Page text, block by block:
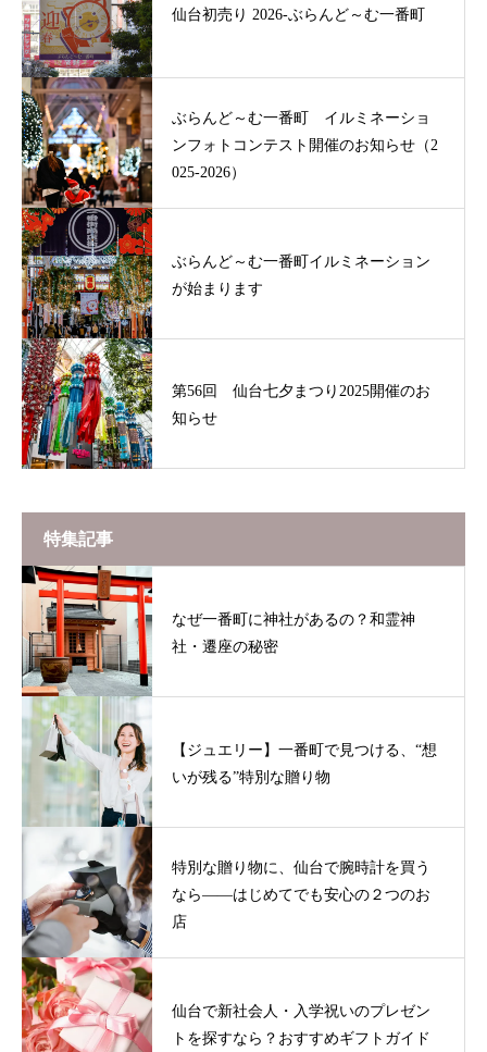
仙台初売り 2026-ぶらんど～む一番町
ぶらんど～む一番町 イルミネーショ
ンフォトコンテスト開催のお知らせ（2
025-2026）
ぶらんど～む一番町イルミネーション
が始まります
第56回 仙台七夕まつり2025開催のお
知らせ
特集記事
なぜ一番町に神社があるの？和霊神
社・遷座の秘密
【ジュエリー】一番町で見つける、“想
いが残る”特別な贈り物
特別な贈り物に、仙台で腕時計を買う
なら——はじめてでも安心の２つのお
店
仙台で新社会人・入学祝いのプレゼン
トを探すなら？おすすめギフトガイド